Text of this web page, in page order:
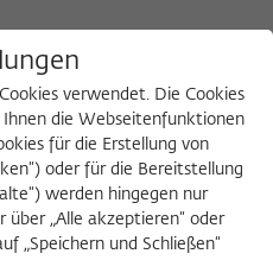
verwendet. Die Cookies
die Webseitenfunktionen
für die Erstellung von
oder für die Bereitstellung
werden hingegen nur
„Alle akzeptieren“ oder
„Speichern und Schließen“